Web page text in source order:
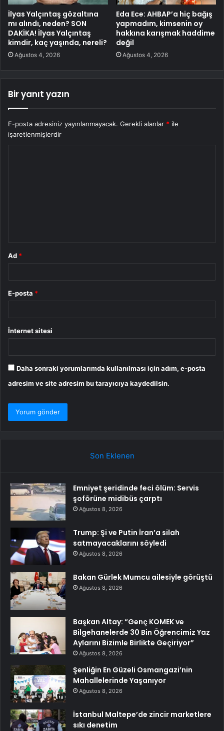
İlyas Yalçıntaş gözaltına
mı alındı, neden? SON
DAKİKA! İlyas Yalçıntaş
kimdir, kaç yaşında, nereli?
Ağustos 4, 2026
Eda Ece: AHBAP’a hiç bağış
yapmadım, kimsenin oy
hakkına karışmak haddime
değil
Ağustos 4, 2026
Bir yanıt yazın
E-posta adresiniz yayınlanmayacak. Gerekli alanlar * ile
işaretlenmişlerdir
Ad *
E-posta *
İnternet sitesi
Daha sonraki yorumlarımda kullanılması için adım, e-posta
adresim ve site adresim bu tarayıcıya kaydedilsin.
Son Eklenen
Emniyet şeridinde feci ölüm: Servis
şoförüne midibüs çarptı
Ağustos 8, 2026
Trump: Şi ve Putin İran’a silah
satmayacaklarını söyledi
Ağustos 8, 2026
Bakan Gürlek Mumcu ailesiyle görüştü
Ağustos 8, 2026
Başkan Altay: “Genç KOMEK ve
Bilgehanelerde 30 Bin Öğrencimiz Yaz
Aylarını Bizimle Birlikte Geçiriyor”
Ağustos 8, 2026
Şenliğin En Güzeli Osmangazi’nin
Mahallelerinde Yaşanıyor
Ağustos 8, 2026
İstanbul Maltepe’de zincir marketlere
sıkı denetim